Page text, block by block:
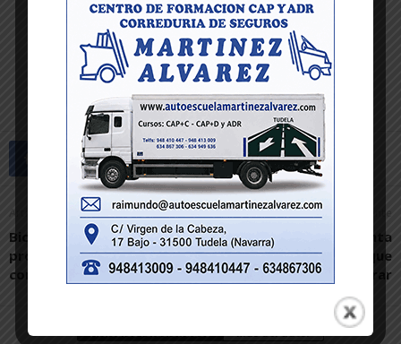
Artículo anterior
Biciclistas de Corella
propone medidas ante el
coronavirus
Artículo siguiente
La celebración de Santa
Quiteria tendrá que
esperar
Artículos relacionados Más del autor